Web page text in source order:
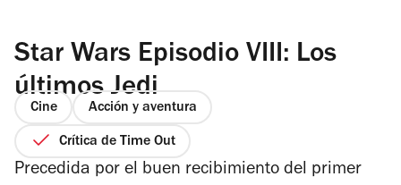
Star Wars Episodio VIII: Los
últimos Jedi
Cine Acción y aventura
Crítica de Time Out
Precedida por el buen recibimiento del primer